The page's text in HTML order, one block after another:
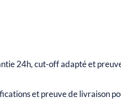
24h, cut-off adapté et
et preuve de livraison